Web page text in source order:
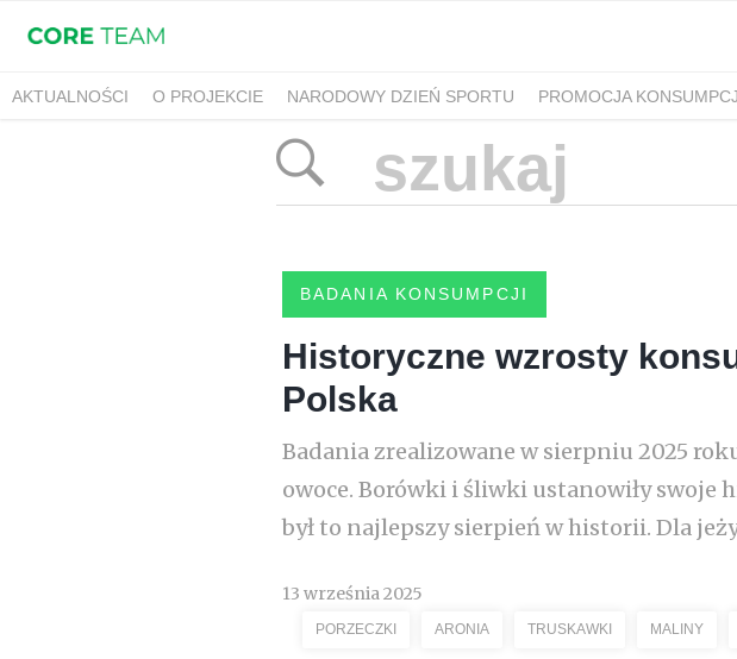
AKTUALNOŚCI O PROJEKCIE NARODOWY DZIEŃ SPORTU PROMOCJA
BADANIA KONSUMPCJI
Historyczne wzrosty
Polska
Badania zrealizowane w sierpniu 2025
owoce. Borówki i śliwki ustanowiły
był to najlepszy sierpień w historii. Dla
13 września 2025
PORZECZKI ARONIA TRUSKAWKI MALINY